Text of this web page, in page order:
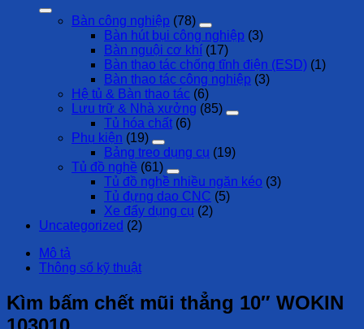
Bàn công nghiệp (78)
Bàn hút bụi công nghiệp (3)
Bàn nguội cơ khí (17)
Bàn thao tác chống tĩnh điện (ESD) (1)
Bàn thao tác công nghiệp (3)
Hệ tủ & Bàn thao tác (6)
Lưu trữ & Nhà xưởng (85)
Tủ hóa chất (6)
Phụ kiện (19)
Bảng treo dụng cụ (19)
Tủ đồ nghề (61)
Tủ đồ nghề nhiều ngăn kéo (3)
Tủ đựng dao CNC (5)
Xe đẩy dụng cụ (2)
Uncategorized (2)
Mô tả
Thông số kỹ thuật
Kìm bấm chết mũi thẳng 10″ WOKIN